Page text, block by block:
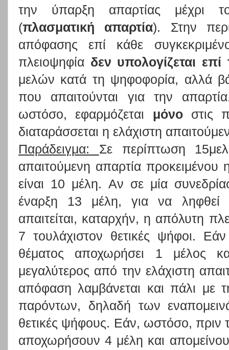
την ύπαρξη απαρτίας μέχρι
(πλασματική απαρτία). Στην
απόφασης επί κάθε
πλειοψηφία δεν υπολογίζεται
μελών κατά τη ψηφοφορία, αλλά
που απαιτούνται για την
ωστόσο, εφαρμόζεται μόνοστις
διαταράσσεται η ελάχιστη
Παράδειγμα: Σε περίπτωση
απαιτούμενη απαρτία προκειμένου
είναι 10 μέλη. Αν σε μία
έναρξη 13 μέλη, για να
απαιτείται, καταρχήν, η απόλυτη
7 τουλάχιστον θετικές ψήφοι.
θέματος αποχωρήσει 1 μέλος
μεγαλύτερος από την ελάχιστη
απόφαση λαμβάνεται και πάλι με
παρόντων, δηλαδή των
θετικές ψήφους. Εάν, ωστόσο, πριν
αποχωρήσουν 4 μέλη και